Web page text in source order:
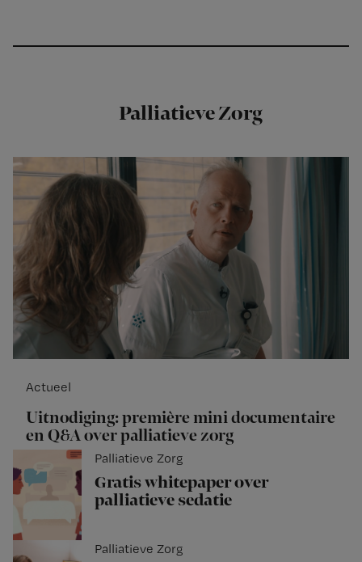
Palliatieve Zorg
Actueel
Uitnodiging: première mini documentaire
en Q&A over palliatieve zorg
Palliatieve Zorg
Gratis whitepaper over
palliatieve sedatie
Palliatieve Zorg